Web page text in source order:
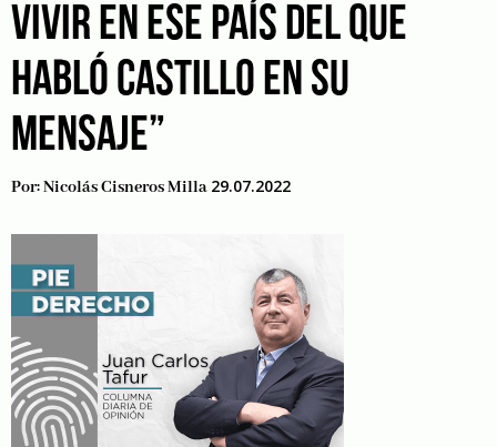
VIVIR EN ESE PAÍS DEL QUE
HABLÓ CASTILLO EN SU
MENSAJE”
Por:Nicolás Cisneros Milla 29.07.2022